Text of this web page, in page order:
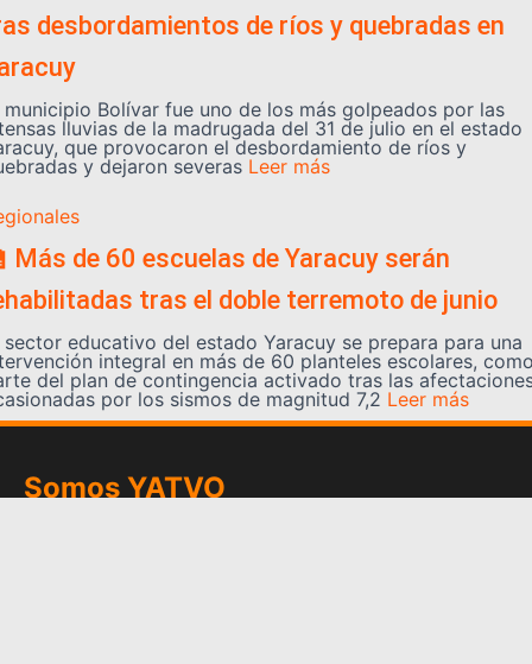
desbordamientos de ríos y quebradas en
municipio Bolívar fue uno de los más golpeados por las
lluvias de la madrugada del 31 de julio en el estado
que provocaron el desbordamiento de ríos y
y dejaron severas Leer más
Más de 60 escuelas de Yaracuy serán
tras el doble terremoto de junio
sector educativo del estado Yaracuy se prepara para una
integral en más de 60 planteles escolares,
del plan de contingencia activado tras las
por los sismos de magnitud 7,2 Leer más
Somos YATVO